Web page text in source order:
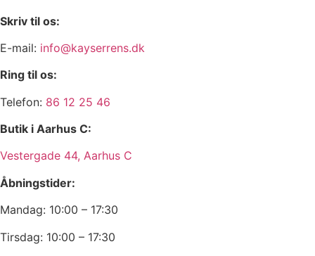
Skriv til os:
​E-mail: ​ info@kayserrens.dk​
Ring til os:
Telefon: 86 12 25 46
Butik i Aarhus C:
Vestergade 44, Aarhus C
Åbningstider:
Mandag: 10:00 – 17:30
Tirsdag: 10:00 – 17:30